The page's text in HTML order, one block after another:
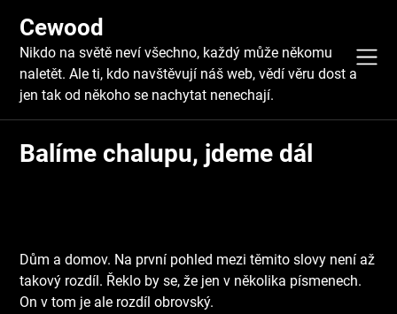
content
Cewood
Nikdo na světě neví všechno, každý může někomu
naletět. Ale ti, kdo navštěvují náš web, vědí věru dost a
jen tak od někoho se nachytat nenechají.
Balíme chalupu, jdeme dál
Dům a domov. Na první pohled mezi těmito slovy není až
takový rozdíl. Řeklo by se, že jen v několika písmenech.
On v tom je ale rozdíl obrovský.